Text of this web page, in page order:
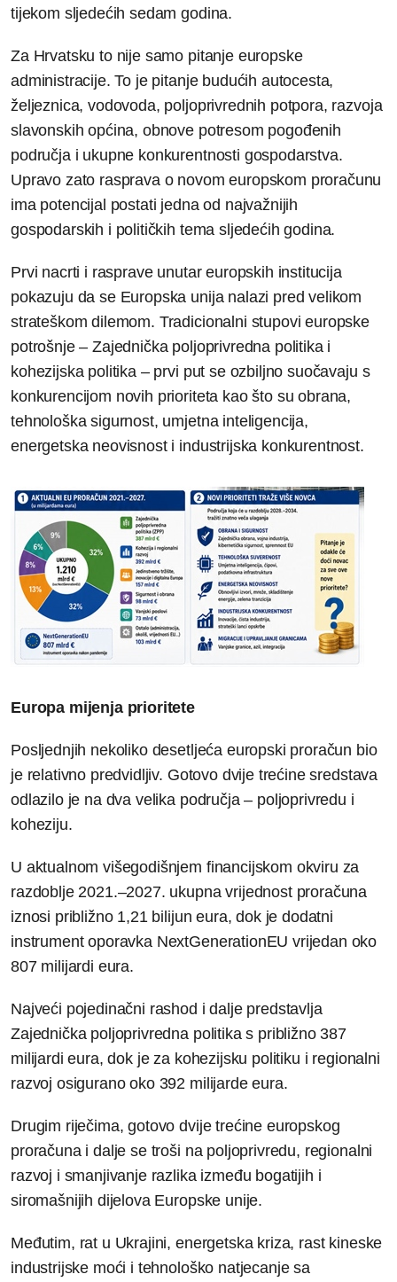
tijekom sljedećih sedam godina.
Za Hrvatsku to nije samo pitanje europske
administracije. To je pitanje budućih autocesta,
željeznica, vodovoda, poljoprivrednih potpora, razvoja
slavonskih općina, obnove potresom pogođenih
područja i ukupne konkurentnosti gospodarstva.
Upravo zato rasprava o novom europskom proračunu
ima potencijal postati jedna od najvažnijih
gospodarskih i političkih tema sljedećih godina.
Prvi nacrti i rasprave unutar europskih institucija
pokazuju da se Europska unija nalazi pred velikom
strateškom dilemom. Tradicionalni stupovi europske
potrošnje – Zajednička poljoprivredna politika i
kohezijska politika – prvi put se ozbiljno suočavaju s
konkurencijom novih prioriteta kao što su obrana,
tehnološka sigurnost, umjetna inteligencija,
energetska neovisnost i industrijska konkurentnost.
Europa mijenja prioritete
Posljednjih nekoliko desetljeća europski proračun bio
je relativno predvidljiv. Gotovo dvije trećine sredstava
odlazilo je na dva velika područja – poljoprivredu i
koheziju.
U aktualnom višegodišnjem financijskom okviru za
razdoblje 2021.–2027. ukupna vrijednost proračuna
iznosi približno 1,21 bilijun eura, dok je dodatni
instrument oporavka NextGenerationEU vrijedan oko
807 milijardi eura.
Najveći pojedinačni rashod i dalje predstavlja
Zajednička poljoprivredna politika s približno 387
milijardi eura, dok je za kohezijsku politiku i regionalni
razvoj osigurano oko 392 milijarde eura.
Drugim riječima, gotovo dvije trećine europskog
proračuna i dalje se troši na poljoprivredu, regionalni
razvoj i smanjivanje razlika između bogatijih i
siromašnijih dijelova Europske unije.
Međutim, rat u Ukrajini, energetska kriza, rast kineske
industrijske moći i tehnološko natjecanje sa